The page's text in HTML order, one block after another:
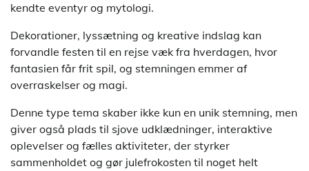
kendte eventyr og mytologi.
Dekorationer, lyssætning og kreative indslag kan
forvandle festen til en rejse væk fra hverdagen, hvor
fantasien får frit spil, og stemningen emmer af
overraskelser og magi.
Denne type tema skaber ikke kun en unik stemning, men
giver også plads til sjove udklædninger, interaktive
oplevelser og fælles aktiviteter, der styrker
sammenholdet og gør julefrokosten til noget helt